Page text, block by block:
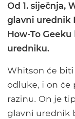
Od 1. siječnja,
glavni urednik
How-To
uredniku.
Whitson će biti
odluke, i on će
razinu. On je
glavni urednik